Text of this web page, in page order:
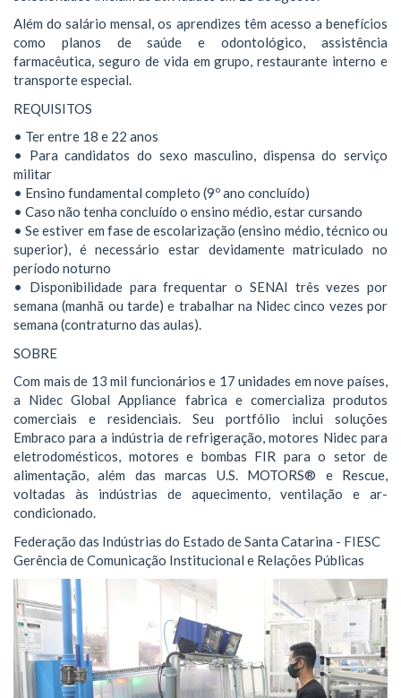
Além do salário mensal, os aprendizes têm acesso a benefícios
como planos de saúde e odontológico, assistência
farmacêutica, seguro de vida em grupo, restaurante interno e
transporte especial.
REQUISITOS
• Ter entre 18 e 22 anos
• Para candidatos do sexo masculino, dispensa do serviço
militar
• Ensino fundamental completo (9º ano concluído)
• Caso não tenha concluído o ensino médio, estar cursando
• Se estiver em fase de escolarização (ensino médio, técnico ou
superior), é necessário estar devidamente matriculado no
período noturno
• Disponibilidade para frequentar o SENAI três vezes por
semana (manhã ou tarde) e trabalhar na Nidec cinco vezes por
semana (contraturno das aulas).
SOBRE
Com mais de 13 mil funcionários e 17 unidades em nove países,
a Nidec Global Appliance fabrica e comercializa produtos
comerciais e residenciais. Seu portfólio inclui soluções
Embraco para a indústria de refrigeração, motores Nidec para
eletrodomésticos, motores e bombas FIR para o setor de
alimentação, além das marcas U.S. MOTORS® e Rescue,
voltadas às indústrias de aquecimento, ventilação e ar-
condicionado.
Federação das Indústrias do Estado de Santa Catarina - FIESC
Gerência de Comunicação Institucional e Relações Públicas